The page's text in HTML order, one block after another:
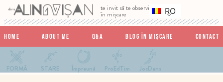
te invit să te observi
în mișcare RO
Home About me Q&A Blog în Mișcare Contact
FORMĂ STARE Împreună ProEdTim JocDans